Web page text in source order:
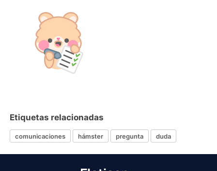
Etiquetas relacionadas
comunicaciones hámster pregunta duda